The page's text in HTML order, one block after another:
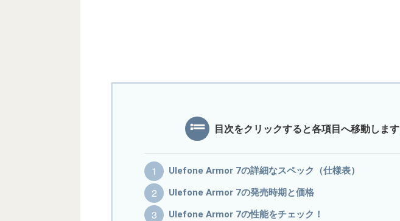
目次をクリックすると各項目へ移動します
Ulefone Armor 7の詳細なスペック（仕様表）
Ulefone Armor 7の発売時期と価格
Ulefone Armor 7の性能をチェック！